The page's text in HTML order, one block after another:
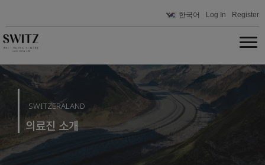
한국어 Log In Register
SWITZERALAND
의료진 소개